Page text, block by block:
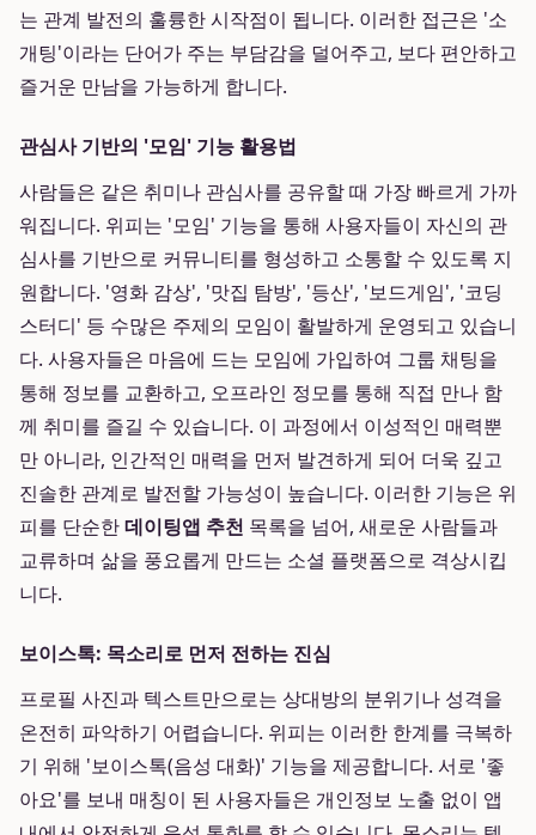
는 관계 발전의 훌륭한 시작점이 됩니다. 이러한 접근은 '소
개팅'이라는 단어가 주는 부담감을 덜어주고, 보다 편안하고
즐거운 만남을 가능하게 합니다.
관심사 기반의 '모임' 기능 활용법
사람들은 같은 취미나 관심사를 공유할 때 가장 빠르게 가까
워집니다. 위피는 '모임' 기능을 통해 사용자들이 자신의 관
심사를 기반으로 커뮤니티를 형성하고 소통할 수 있도록 지
원합니다. '영화 감상', '맛집 탐방', '등산', '보드게임', '코딩
스터디' 등 수많은 주제의 모임이 활발하게 운영되고 있습니
다. 사용자들은 마음에 드는 모임에 가입하여 그룹 채팅을
통해 정보를 교환하고, 오프라인 정모를 통해 직접 만나 함
께 취미를 즐길 수 있습니다. 이 과정에서 이성적인 매력뿐
만 아니라, 인간적인 매력을 먼저 발견하게 되어 더욱 깊고
진솔한 관계로 발전할 가능성이 높습니다. 이러한 기능은 위
피를 단순한데이팅앱 추천 목록을 넘어, 새로운 사람들과
교류하며 삶을 풍요롭게 만드는 소셜 플랫폼으로 격상시킵
니다.
보이스톡: 목소리로 먼저 전하는 진심
프로필 사진과 텍스트만으로는 상대방의 분위기나 성격을
온전히 파악하기 어렵습니다. 위피는 이러한 한계를 극복하
기 위해 '보이스톡(음성 대화)' 기능을 제공합니다. 서로 '좋
아요'를 보내 매칭이 된 사용자들은 개인정보 노출 없이 앱